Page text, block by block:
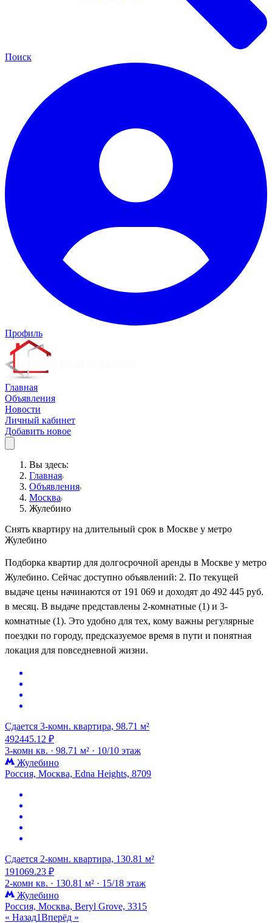
Поиск
Профиль
Главная
Объявления
Новости
Личный кабинет
Добавить новое
Вы здесь:
Главная
Объявления
Москва
Жулебино
Снять квартиру на длительный срок в Москве у метро
Жулебино
Подборка квартир для долгосрочной аренды в Москве у метро
Жулебино. Сейчас доступно объявлений: 2. По текущей
выдаче цены начинаются от 191 069 и доходят до 492 445 руб.
в месяц. В выдаче представлены 2-комнатные (1) и 3-
комнатные (1). Это удобно для тех, кому важны регулярные
поездки по городу, предсказуемое время в пути и понятная
локация для повседневной жизни.
Сдается 3-комн. квартира, 98.71 м²
492445.12 ₽
3-комн кв. · 98.71 м² · 10/10 этаж
Жулебино
Россия, Москва, Edna Heights, 8709
Сдается 2-комн. квартира, 130.81 м²
191069.23 ₽
2-комн кв. · 130.81 м² · 15/18 этаж
Жулебино
Россия, Москва, Beryl Grove, 3315
« Назад1Вперёд »